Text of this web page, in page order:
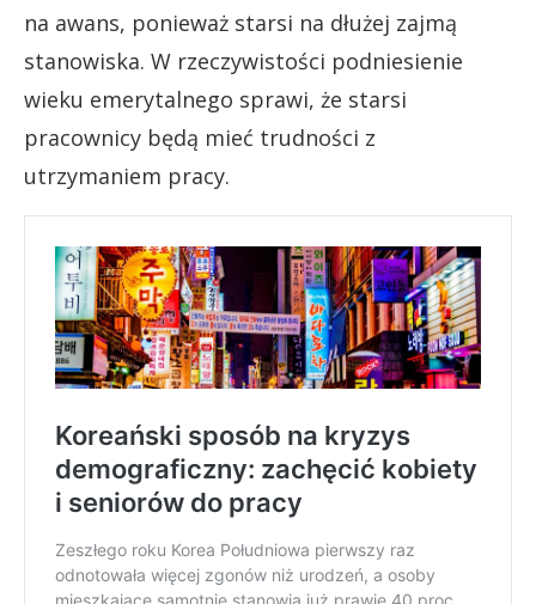
na awans, ponieważ starsi na dłużej zajmą
stanowiska. W rzeczywistości podniesienie
wieku emerytalnego sprawi, że starsi
pracownicy będą mieć trudności z
utrzymaniem pracy.